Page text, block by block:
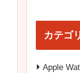
カテゴ
Apple